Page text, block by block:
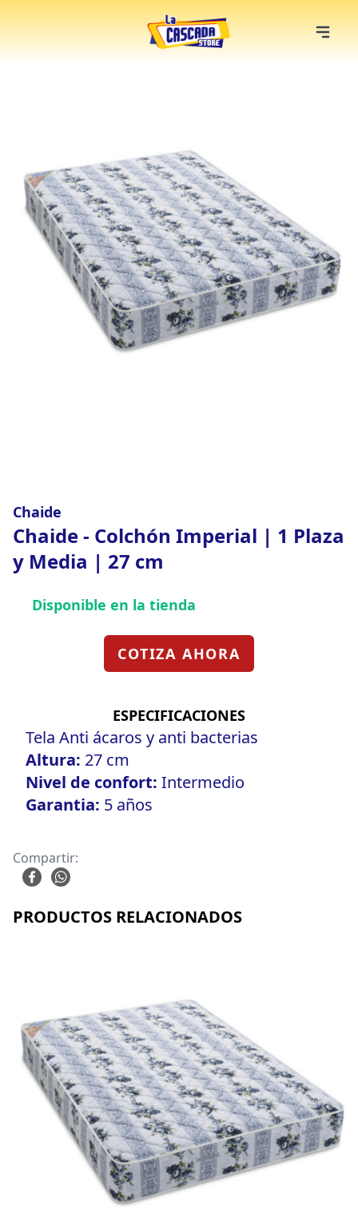
Chaide
Chaide - Colchón Imperial | 1 Plaza
y Media | 27 cm
Disponible en la tienda
COTIZA AHORA
ESPECIFICACIONES
Tela Anti ácaros y anti bacterias
Altura: 27 cm
Nivel de confort: Intermedio
Garantia: 5 años
Compartir:
PRODUCTOS RELACIONADOS